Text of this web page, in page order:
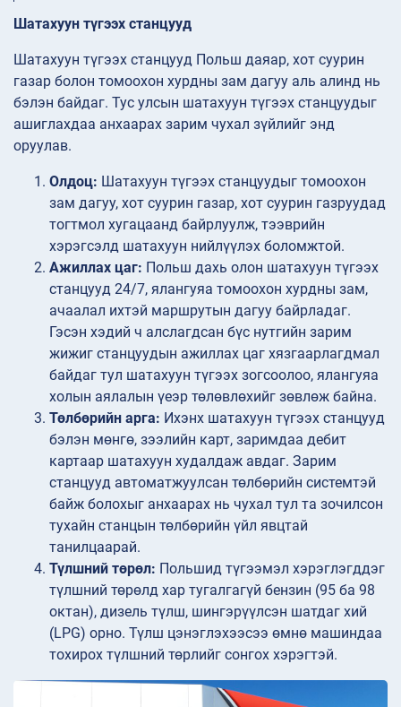
Шатахуун түгээх станцууд
Шатахуун түгээх станцууд Польш даяар, хот суурин
газар болон томоохон хурдны зам дагуу аль алинд нь
бэлэн байдаг. Тус улсын шатахуун түгээх станцуудыг
ашиглахдаа анхаарах зарим чухал зүйлийг энд
оруулав.
Олдоц: Шатахуун түгээх станцуудыг томоохон
зам дагуу, хот суурин газар, хот суурин газруудад
тогтмол хугацаанд байрлуулж, тээврийн
хэрэгсэлд шатахуун нийлүүлэх боломжтой.
Ажиллах цаг: Польш дахь олон шатахуун түгээх
станцууд 24/7, ялангуяа томоохон хурдны зам,
ачаалал ихтэй маршрутын дагуу байрладаг.
Гэсэн хэдий ч алслагдсан бүс нутгийн зарим
жижиг станцуудын ажиллах цаг хязгаарлагдмал
байдаг тул шатахуун түгээх зогсоолоо, ялангуяа
холын аялалын үеэр төлөвлөхийг зөвлөж байна.
Төлбөрийн арга: Ихэнх шатахуун түгээх станцууд
бэлэн мөнгө, зээлийн карт, заримдаа дебит
картаар шатахуун худалдаж авдаг. Зарим
станцууд автоматжуулсан төлбөрийн системтэй
байж болохыг анхаарах нь чухал тул та зочилсон
тухайн станцын төлбөрийн үйл явцтай
танилцаарай.
Түлшний төрөл: Польшид түгээмэл хэрэглэгддэг
түлшний төрөлд хар тугалгагүй бензин (95 ба 98
октан), дизель түлш, шингэрүүлсэн шатдаг хий
(LPG) орно. Түлш цэнэглэхээсээ өмнө машиндаа
тохирох түлшний төрлийг сонгох хэрэгтэй.